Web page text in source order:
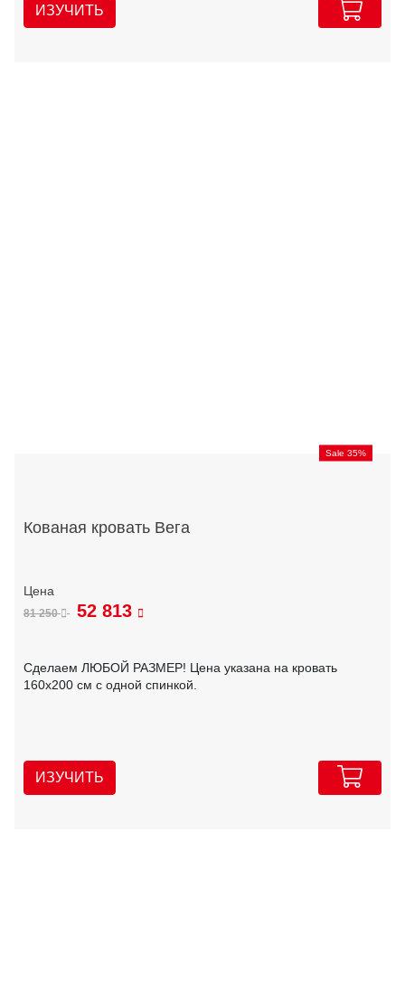
ИЗУЧИТЬ
Sale 35%
Кованая кровать Вега
81 250 52 813
Сделаем ЛЮБОЙ РАЗМЕР! Цена указана на кровать
160х200 см с одной спинкой.
ИЗУЧИТЬ